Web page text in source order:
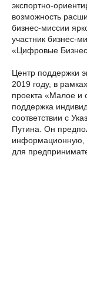
экспортно-
возможность
бизнес-миссии
участник бизнес-
«Цифровые
Центр поддержки
2019 году, в
проекта «Малое и
поддержка
соответствии с
Путина. Он
информационную,
для